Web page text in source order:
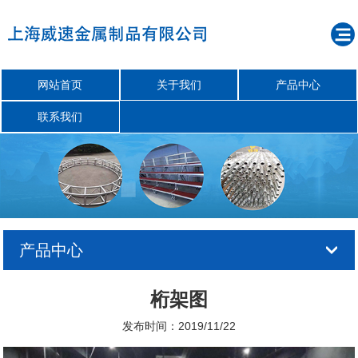
网站首页 关于我们 产品中心
联系我们
产品中心
桁架图
发布时间：2019/11/22